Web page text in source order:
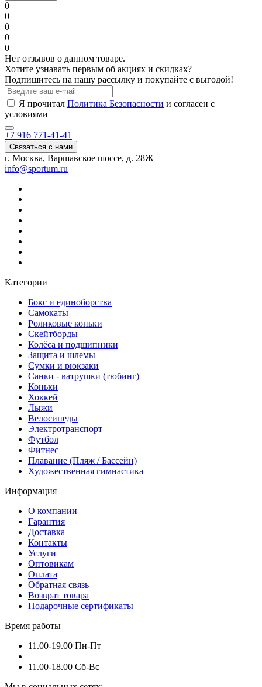
0
0
0
0
0
Нет отзывов о данном товаре.
Хотите узнавать первым об акциях и скидках?
Подпишитесь на нашу рассылку и покупайте с выгодой!
Я прочитал Политика Безопасности и согласен с
условиями
+7 916 771-41-41
Связаться с нами
г. Москва, Варшавское шоссе, д. 28Ж
info@sportum.ru
Категории
Бокс и единоборства
Самокаты
Роликовые коньки
Скейтборды
Колёса и подшипники
Защита и шлемы
Сумки и рюкзаки
Санки - ватрушки (тюбинг)
Коньки
Хоккей
Лыжи
Велосипеды
Электротранспорт
Футбол
Фитнес
Плавание (Пляж / Бассейн)
Художественная гимнастика
Информация
О компании
Гарантия
Доставка
Контакты
Услуги
Оптовикам
Оплата
Обратная связь
Возврат товара
Подарочные сертификаты
Время работы
11.00-19.00 Пн-Пт
11.00-18.00 Сб-Вс